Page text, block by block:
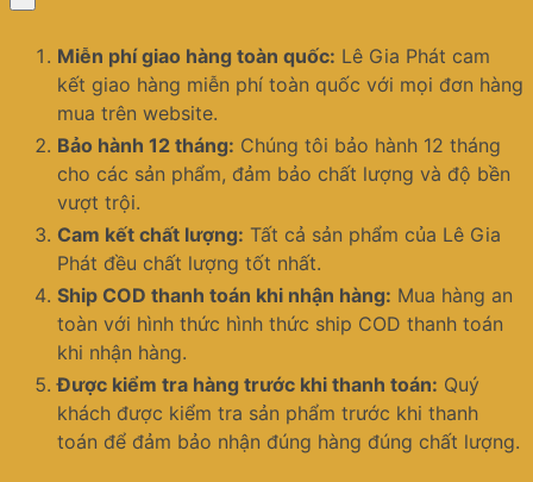
Miễn phí giao hàng toàn quốc: Lê Gia Phát cam
kết giao hàng miễn phí toàn quốc với mọi đơn hàng
mua trên website.
Bảo hành 12 tháng: Chúng tôi bảo hành 12 tháng
cho các sản phẩm, đảm bảo chất lượng và độ bền
vượt trội.
Cam kết chất lượng: Tất cả sản phẩm của Lê Gia
Phát đều chất lượng tốt nhất.
Ship COD thanh toán khi nhận hàng: Mua hàng an
toàn với hình thức hình thức ship COD thanh toán
khi nhận hàng.
Được kiểm tra hàng trước khi thanh toán: Quý
khách được kiểm tra sản phẩm trước khi thanh
toán để đảm bảo nhận đúng hàng đúng chất lượng.